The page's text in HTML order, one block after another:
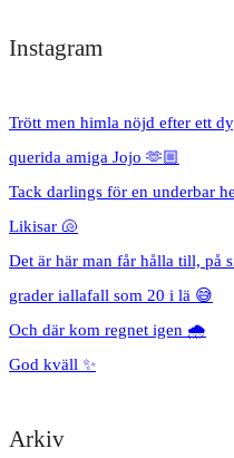
Instagram
Trött men himla nöjd efter ett
querida amiga Jojo 🫶🏼
Tack darlings för en underbar
Likisar 🐚
Det är här man får hålla till, på
grader iallafall som 20 i lä 😅
Och där kom regnet igen 🌧️
God kväll ✨
Arkiv